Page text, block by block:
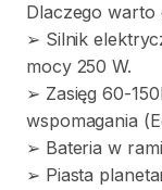
Dlaczego warto
➢ Silnik
mocy 250 W.
➢ Zasięg 60-
wspomagania
➢ Bateria w
➢ Piasta